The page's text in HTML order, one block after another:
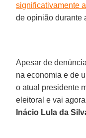
significativamente
de opinião durante
Apesar de
na economia e de
o atual presidente
eleitoral e vai
Inácio Lula da